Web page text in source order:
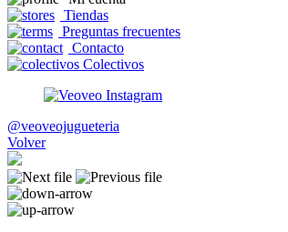
Tiendas
Preguntas frecuentes
Contacto
Colectivos
@veoveojugueteria
Volver